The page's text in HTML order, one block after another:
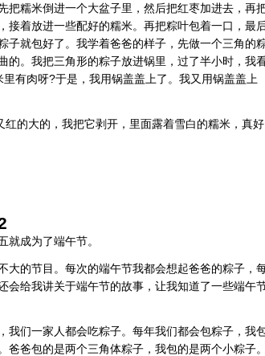
把糯米倒进一个大盆子里，然后把红枣加进去，再
接着放进一些配好的糯米。再把粽叶包着一口，最
子就包好了。我学着爸爸的样子，先做一个三角的
的。我把三角形的粽子放进锅里，过了半小时，我
有肉呀?于是，我用锅盖盖上了。我又用锅盖盖上
红的大的，我把它剥开，里面露着雪白的糯米，真好
就成为了端午节。
大的节目。每次的端午节我都会想起爸爸的粽子，
会给我讲关于端午节的故事，让我知道了一些端午
我们一家人都会吃粽子。每年我们都会包粽子，我
爸包的是两个三角体粽子，我包的是两个小粽子。